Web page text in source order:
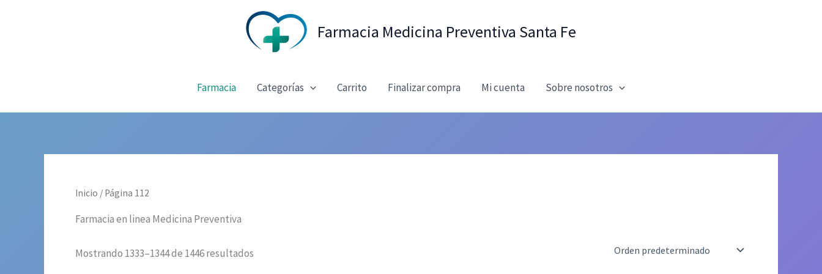
Farmacia Medicina Preventiva Santa Fe
Farmacia Categorías Carrito Finalizar compra Mi cuenta Sobre nosotros
Inicio / Página 112
Farmacia en linea Medicina Preventiva
Mostrando 1333–1344 de 1446 resultados